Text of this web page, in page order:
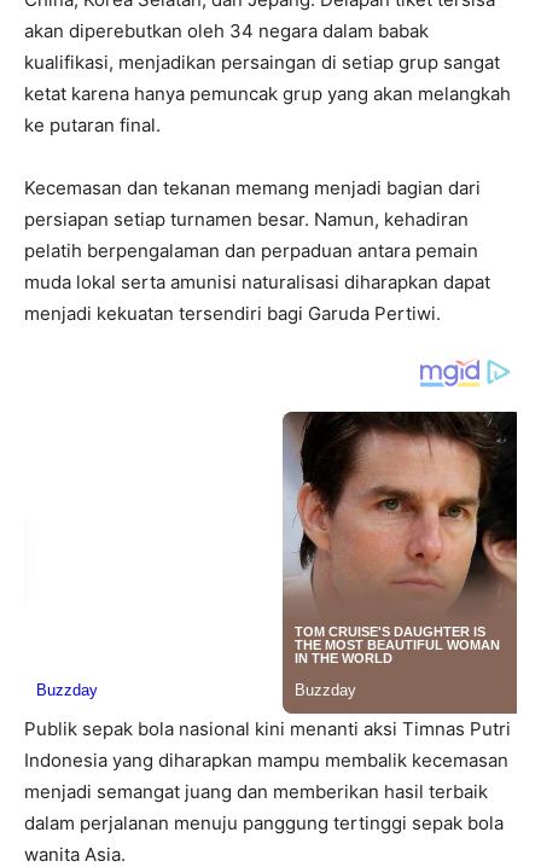
akan diperebutkan oleh 34 negara dalam babak
kualifikasi, menjadikan persaingan di setiap grup sangat
ketat karena hanya pemuncak grup yang akan melangkah
ke putaran final.
Kecemasan dan tekanan memang menjadi bagian dari
persiapan setiap turnamen besar. Namun, kehadiran
pelatih berpengalaman dan perpaduan antara pemain
muda lokal serta amunisi naturalisasi diharapkan dapat
menjadi kekuatan tersendiri bagi Garuda Pertiwi.
Publik sepak bola nasional kini menanti aksi Timnas Putri
Indonesia yang diharapkan mampu membalik kecemasan
menjadi semangat juang dan memberikan hasil terbaik
dalam perjalanan menuju panggung tertinggi sepak bola
wanita Asia.